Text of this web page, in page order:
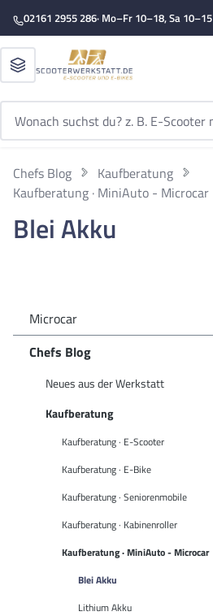
Zum Hauptinhalt springen
02161 2955 286· Mo–Fr 10–18, Sa 10–15
Chefs Blog
Kaufberatung
Kaufberatung · MiniAuto - Microcar
Blei Akku
Microcar
Chefs Blog
Neues aus der Werkstatt
Kaufberatung
Kaufberatung · E-Scooter
Kaufberatung · E-Bike
Kaufberatung · Seniorenmobile
Kaufberatung · Kabinenroller
Kaufberatung · MiniAuto - Microcar
Blei Akku
Lithium Akku